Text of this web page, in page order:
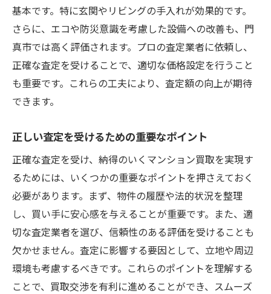
基本です。特に玄関やリビングの手入れが効果的です。
さらに、エコや防災意識を考慮した設備への改善も、門
真市では高く評価されます。プロの査定業者に依頼し、
正確な査定を受けることで、適切な価格設定を行うこと
も重要です。これらの工夫により、査定額の向上が期待
できます。
正しい査定を受けるための重要なポイント
正確な査定を受け、納得のいくマンション買取を実現す
るためには、いくつかの重要なポイントを押さえておく
必要があります。まず、物件の履歴や法的状況を整理
し、買い手に安心感を与えることが重要です。また、適
切な査定業者を選び、信頼性のある評価を受けることも
欠かせません。査定に影響する要因として、立地や周辺
環境も考慮するべきです。これらのポイントを理解する
ことで、買取交渉を有利に進めることができ、スムーズ